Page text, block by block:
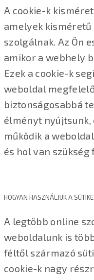
A cookie-k
amelyek
szolgálnak. Az Ön
amikor a webhely
Ezek a cookie-k
weboldal
biztonságosabbá
élményt nyújtsunk,
működik a
és hol van szükség
HOGYAN HASZNÁLJUK A
A legtöbb online
weboldalunk is
féltől származó
cookie-k nagy